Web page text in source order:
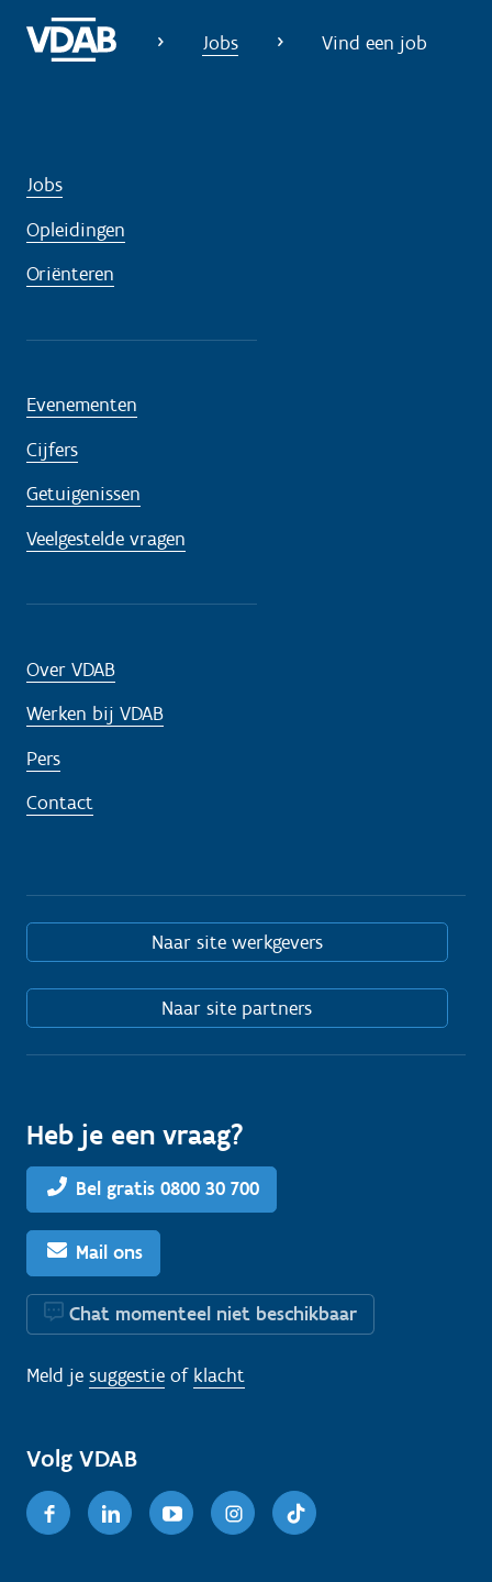
Jobs Vind een job
Jobs
Opleidingen
Oriënteren
Evenementen
Cijfers
Getuigenissen
Veelgestelde vragen
Over VDAB
Werken bij VDAB
Pers
Contact
Naar site werkgevers
Naar site partners
Heb je een vraag?
Bel gratis 0800 30 700
Mail ons
Chat momenteel niet beschikbaar
Meld je suggestie of klacht
Volg VDAB
FacebookLinkedinYoutubeInstagram